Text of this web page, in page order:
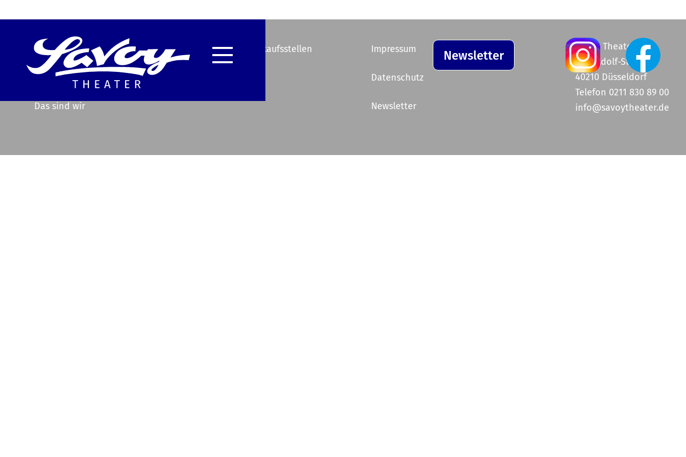
Newsletter
Highlights
Service & Information
Das sind wir
Unsere Vorverkaufsstellen Impressum
Datenschutz
Newsletter
Savoy Theater
Graf-Adolf-Straße 47
40210 Düsseldorf
Telefon 0211 830 89 00
info@savoytheater.de